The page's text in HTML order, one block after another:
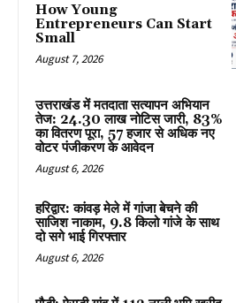
How Young
Entrepreneurs Can Start
Small
August 7, 2026
उत्तराखंड में मतदाता सत्यापन अभियान
तेज: 24.30 लाख नोटिस जारी, 83%
का वितरण पूरा, 57 हजार से अधिक नए
वोटर पंजीकरण के आवेदन
August 6, 2026
हरिद्वार: कांवड़ मेले में गांजा बेचने की
साजिश नाकाम, 9.8 किलो गांजे के साथ
दो सगे भाई गिरफ्तार
August 6, 2026